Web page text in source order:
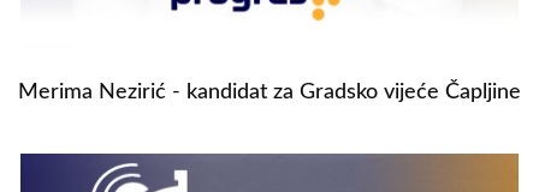
Merima Nezirić - kandidat za Gradsko vijeće Čapljine